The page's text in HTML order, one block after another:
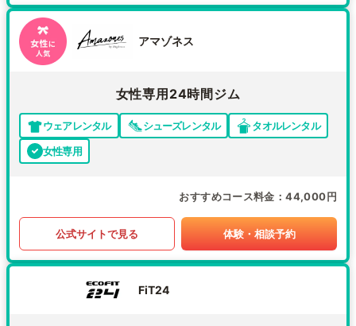
アマゾネス
女性専用24時間ジム
ウェアレンタル シューズレンタル
タオルレンタル
女性専用
おすすめコース料金 44,000円
公式サイトで見る 体験・相談予約
FiT24